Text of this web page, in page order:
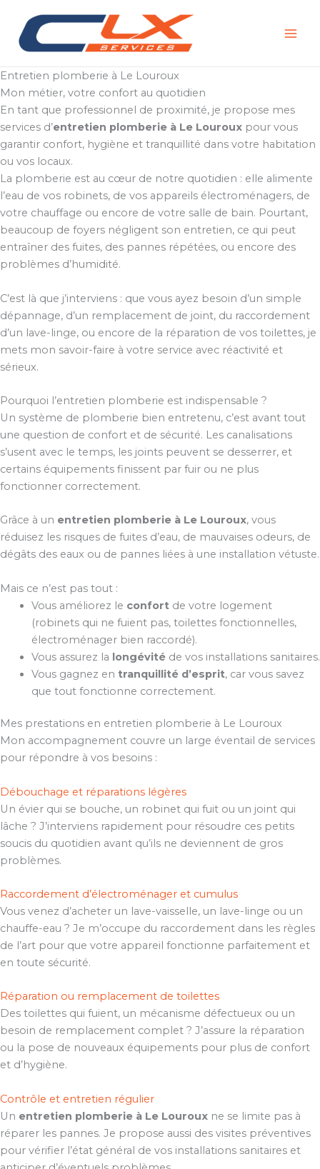
contenu
Entretien plomberie à Le Louroux
Mon métier, votre confort au quotidien
En tant que professionnel de proximité, je propose mes
services d’entretien plomberie à Le Louroux pour vous
garantir confort, hygiène et tranquillité dans votre habitation
ou vos locaux.
La plomberie est au cœur de notre quotidien : elle alimente
l’eau de vos robinets, de vos appareils électroménagers, de
votre chauffage ou encore de votre salle de bain. Pourtant,
beaucoup de foyers négligent son entretien, ce qui peut
entraîner des fuites, des pannes répétées, ou encore des
problèmes d’humidité.
C’est là que j’interviens : que vous ayez besoin d’un simple
dépannage, d’un remplacement de joint, du raccordement
d’un lave-linge, ou encore de la réparation de vos toilettes, je
mets mon savoir-faire à votre service avec réactivité et
sérieux.
Pourquoi l’entretien plomberie est indispensable ?
Un système de plomberie bien entretenu, c’est avant tout
une question de confort et de sécurité. Les canalisations
s’usent avec le temps, les joints peuvent se desserrer, et
certains équipements finissent par fuir ou ne plus
fonctionner correctement.
Grâce à un entretien plomberie à Le Louroux, vous
réduisez les risques de fuites d’eau, de mauvaises odeurs, de
dégâts des eaux ou de pannes liées à une installation vétuste.
Mais ce n’est pas tout :
Vous améliorez le confortde votre logement
(robinets qui ne fuient pas, toilettes fonctionnelles,
électroménager bien raccordé).
Vous assurez la longévitéde vos installations sanitaires.
Vous gagnez en tranquillité d’esprit, car vous savez
que tout fonctionne correctement.
Mes prestations en entretien plomberie à Le Louroux
Mon accompagnement couvre un large éventail de services
pour répondre à vos besoins :
Débouchage et réparations légères
Un évier qui se bouche, un robinet qui fuit ou un joint qui
lâche ? J’interviens rapidement pour résoudre ces petits
soucis du quotidien avant qu’ils ne deviennent de gros
problèmes.
Raccordement d’électroménager et cumulus
Vous venez d’acheter un lave-vaisselle, un lave-linge ou un
chauffe-eau ? Je m’occupe du raccordement dans les règles
de l’art pour que votre appareil fonctionne parfaitement et
en toute sécurité.
Réparation ou remplacement de toilettes
Des toilettes qui fuient, un mécanisme défectueux ou un
besoin de remplacement complet ? J’assure la réparation
ou la pose de nouveaux équipements pour plus de confort
et d’hygiène.
Contrôle et entretien régulier
Un entretien plomberie à Le Louroux ne se limite pas à
réparer les pannes. Je propose aussi des visites préventives
pour vérifier l’état général de vos installations sanitaires et